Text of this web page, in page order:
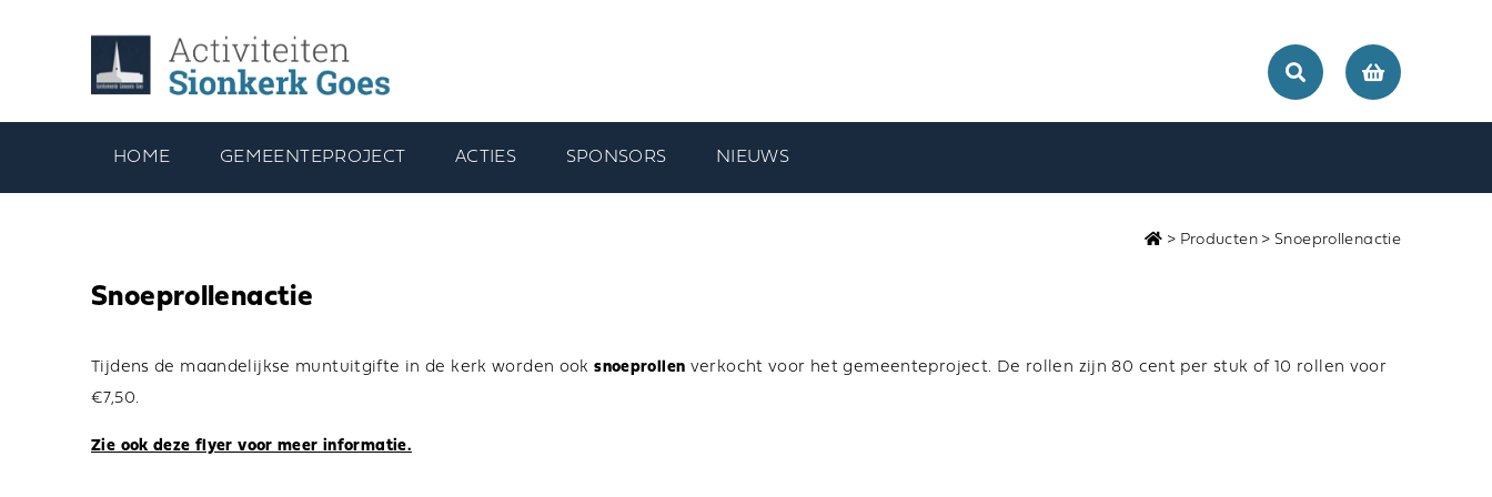
HOME GEMEENTEPROJECT ACTIES SPONSORS NIEUWS
> Producten> Snoeprollenactie
Snoeprollenactie
Tijdens de maandelijkse muntuitgifte in de kerk worden ooksnoeprollen verkocht voor het gemeenteproject. De rollen zijn 80 cent per stuk of 10 rollen voor
€7,50.
Zie ook deze flyer voor meer informatie.